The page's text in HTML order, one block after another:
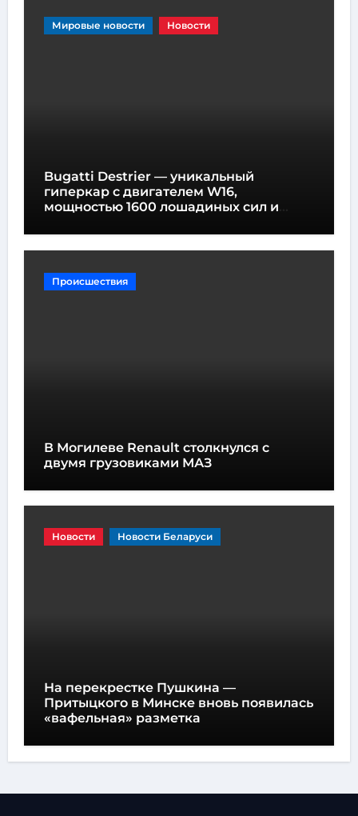
Мировые новости Новости
Bugatti Destrier — уникальный
гиперкар с двигателем W16,
мощностью 1600 лошадиных сил и
Происшествия
В Могилеве Renault столкнулся с
двумя грузовиками МАЗ
Новости Новости Беларуси
На перекрестке Пушкина —
Притыцкого в Минске вновь появилась
«вафельная» разметка